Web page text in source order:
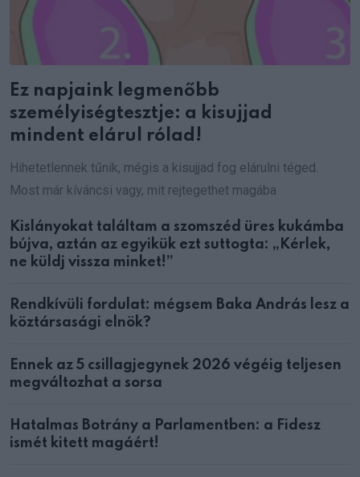
Ez napjaink legmenőbb
személyiségtesztje: a kisujjad
mindent elárul rólad!
Hihetetlennek tűnik, mégis a kisujjad fog elárulni téged.
Most már kíváncsi vagy, mit rejtegethet magába
Kislányokat találtam a szomszéd üres kukámba
bújva, aztán az egyikük ezt suttogta: „Kérlek,
ne küldj vissza minket!”
Rendkívüli fordulat: mégsem Baka András lesz a
köztársasági elnök?
Ennek az 5 csillagjegynek 2026 végéig teljesen
megváltozhat a sorsa
Hatalmas Botrány a Parlamentben: a Fidesz
ismét kitett magáért!